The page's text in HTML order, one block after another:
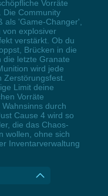
Vorräte
Die Community
als 'Game-Changer',
von explosiver
verstärkt. Ob du
Brücken in die
die letzte Granate
wird jede
Zerstörungsfest.
Limit deine
Vorräte
durch
Cause 4 wird so
die das Chaos-
wollen, ohne sich
Inventarverwaltung